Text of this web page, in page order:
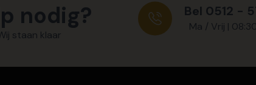
nodig?
staan klaar
Bel 0512 -
Ma / Vrij |